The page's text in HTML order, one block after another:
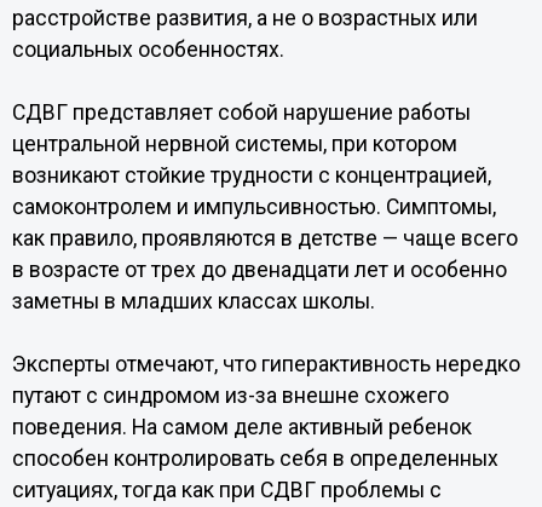
расстройстве развития, а не о возрастных или
социальных особенностях.
СДВГ представляет собой нарушение работы
центральной нервной системы, при котором
возникают стойкие трудности с концентрацией,
самоконтролем и импульсивностью. Симптомы,
как правило, проявляются в детстве — чаще всего
в возрасте от трех до двенадцати лет и особенно
заметны в младших классах школы.
Эксперты отмечают, что гиперактивность нередко
путают с синдромом из-за внешне схожего
поведения. На самом деле активный ребенок
способен контролировать себя в определенных
ситуациях, тогда как при СДВГ проблемы с